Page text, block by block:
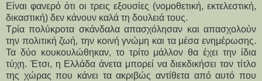
Είναι φανερό ότι οι τρεις εξουσίες (νομοθετική, εκτελεστική,
δικαστική) δεν κάνουν καλά τη δουλειά τους.
Τρία πολύκροτα σκάνδαλα απασχόλησαν και απασχολούν
την πολιτική ζωή, την κοινή γνώμη και τα μέσα ενημέρωσης.
Τα δύο κουκουλώθηκαν, το τρίτο μάλλον θα έχει την ίδια
τύχη. Έτσι, η Ελλάδα άνετα μπορεί να διεκδικήσει τον τίτλο
της χώρας που κάνει τα ακριβώς αντίθετα από αυτό που